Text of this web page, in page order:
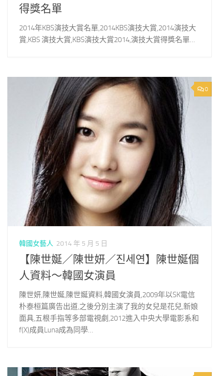
得獎名單
2014年KBS演技大賞名單,2014KBS演技大賞,2014演技大
賞,KBS 演技大賞,KBS演技大賞2014,演技大賞得獎名單…
0
韓國女藝人 2014 年 5 月 5 日
【陳世娫／陳世妍／진세연】陳世娫個
人資料～韓國女演員
陳世妍,陳世娫,陳世娫資料,韓國女演員,2009年以SK電信
朴泰桓篇廣告出道,之後分別主演了我的女兒是花兒,新娘
面具,五根手指等多部電視劇,2012進入中央大學電影系和
f(X)成員Luna成為同學…